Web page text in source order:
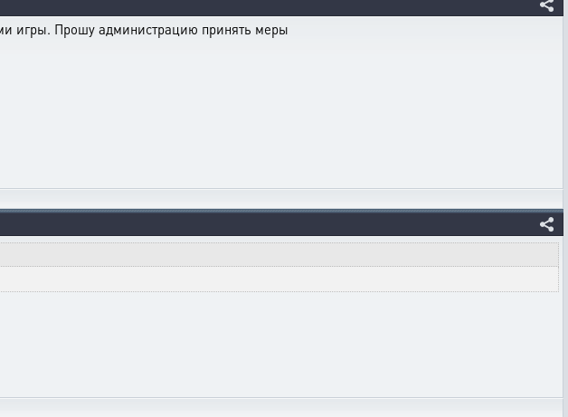
игры. Прошу администрацию принять меры